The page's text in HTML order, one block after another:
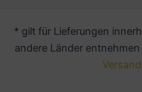
* gilt für Lieferungen
andere Länder